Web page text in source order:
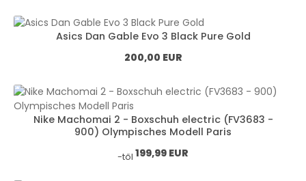
Asics Dan Gable Evo 3 Black Pure Gold
Normál ár:
200,00 EUR
Nike Machomai 2 - Boxschuh electric (FV3683 -
900) Olympisches Modell Paris
Normál ár:
-től 199,99 EUR